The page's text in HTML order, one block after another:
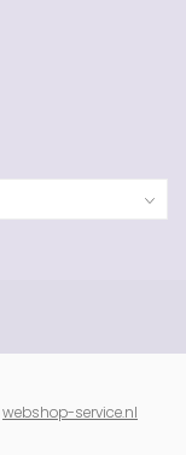
webshop-service.nl